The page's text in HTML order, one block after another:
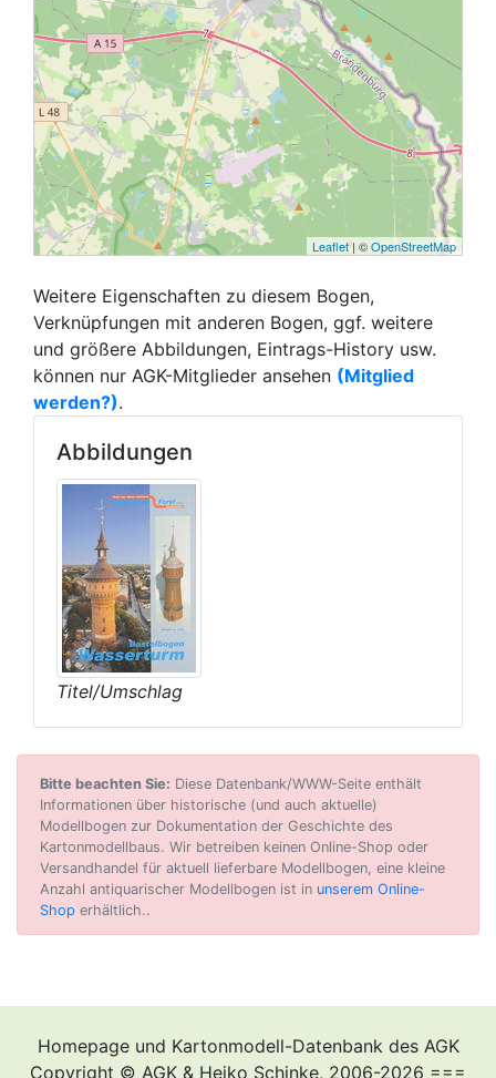
Leaflet | ©OpenStreetMap
Weitere Eigenschaften zu diesem Bogen,
Verknüpfungen mit anderen Bogen, ggf. weitere
und größere Abbildungen, Eintrags-History usw.
können nur AGK-Mitglieder ansehen (Mitglied
werden?).
Abbildungen
Titel/Umschlag
Bitte beachten Sie: Diese Datenbank/WWW-Seite enthält
Informationen über historische (und auch aktuelle)
Modellbogen zur Dokumentation der Geschichte des
Kartonmodellbaus. Wir betreiben keinen Online-Shop oder
Versandhandel für aktuell lieferbare Modellbogen, eine kleine
Anzahl antiquarischer Modellbogen ist in unserem Online-
Shop erhältlich..
Homepage und Kartonmodell-Datenbank des AGK
Copyright © AGK & Heiko Schinke, 2006-2026 ===